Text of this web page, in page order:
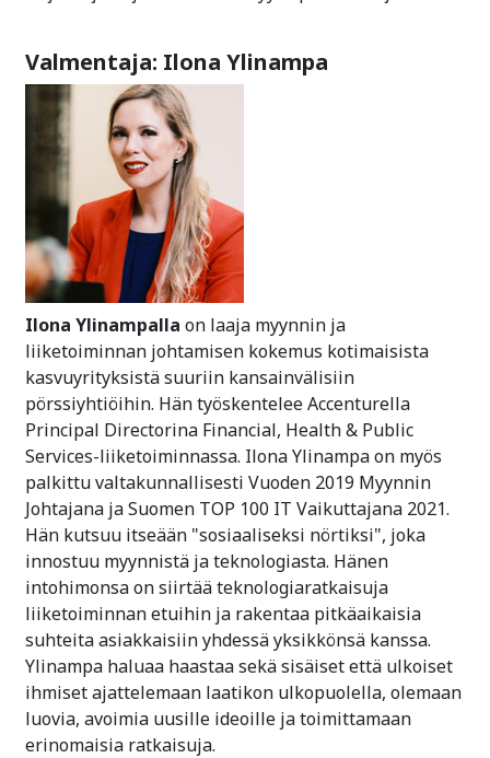
Valmentaja: Ilona Ylinampa
Ilona Ylinampalla on laaja myynnin ja
liiketoiminnan johtamisen kokemus kotimaisista
kasvuyrityksistä suuriin kansainvälisiin
pörssiyhtiöihin. Hän työskentelee Accenturella
Principal Directorina Financial, Health & Public
Services-liiketoiminnassa. Ilona Ylinampa on myös
palkittu valtakunnallisesti Vuoden 2019 Myynnin
Johtajana ja Suomen TOP 100 IT Vaikuttajana 2021.
Hän kutsuu itseään "sosiaaliseksi nörtiksi", joka
innostuu myynnistä ja teknologiasta. Hänen
intohimonsa on siirtää teknologiaratkaisuja
liiketoiminnan etuihin ja rakentaa pitkäaikaisia
suhteita asiakkaisiin yhdessä yksikkönsä kanssa.
Ylinampa haluaa haastaa sekä sisäiset että ulkoiset
ihmiset ajattelemaan laatikon ulkopuolella, olemaan
luovia, avoimia uusille ideoille ja toimittamaan
erinomaisia ratkaisuja.